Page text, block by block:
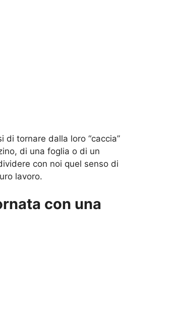
di tornare dalla loro “caccia”
di una foglia o di un
con noi quel senso di
lavoro.
con una